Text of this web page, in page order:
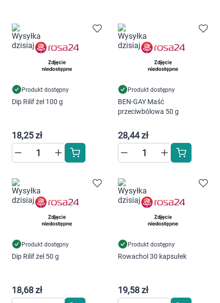
Produkt dostępny
Dip Rilif żel 100 g
18,25 zł
Produkt dostępny
BEN-GAY Maść
przeciwbólowa 50 g
28,44 zł
Produkt dostępny
Dip Rilif żel 50 g
18,68 zł
Produkt dostępny
Rowachol 30 kapsułek
19,58 zł